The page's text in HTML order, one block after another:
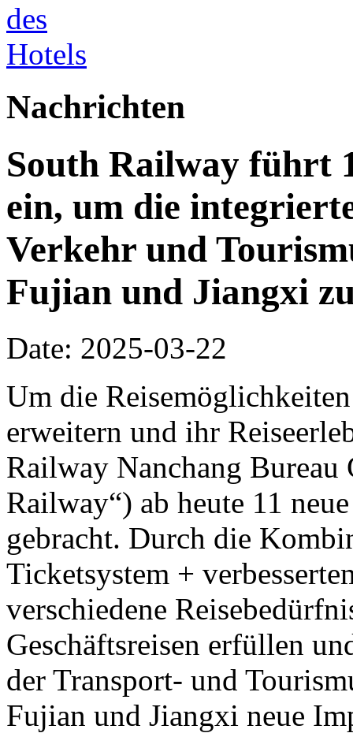
Nachrichten
South Railway führt
ein, um die
Verkehr und
Fujian und Jiangxi
Date: 2025-03-22
Um die
erweitern und ihr
Railway Nanchang
Railway“) ab heute 11
gebracht. Durch die
Ticketsystem +
verschiedene
Geschäftsreisen erfüllen
der Transport- und
Fujian und Jiangxi neue